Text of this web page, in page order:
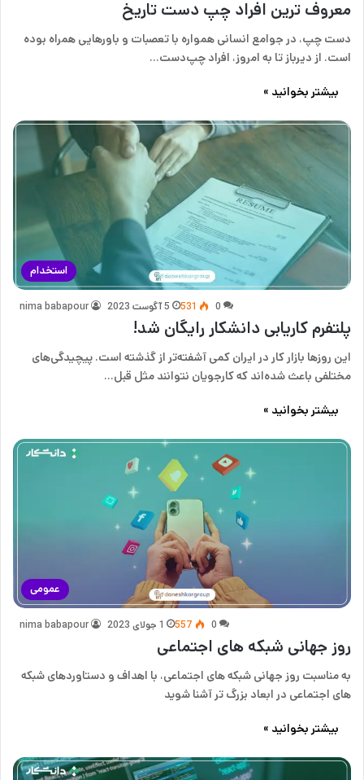
معروف ترین افراد چپ دست تاریخ
دست چپ، در جوامع انسانی همواره با تعصبات و باورهایی همراه بوده
است. از دیرباز تا به امروز، افراد چپ‌دست…
بیشتر بخوانید »
استخدام
nima babapour 5 آگوست 2023 0
531
پلتفرم کاریابی دانشکار رایگان شد!
این روزها بازار کار در ایران کمی آشفته‌تر از گذشته است. پیچیدگی‌های
مختلفی باعث شده‌اند که کارجویان نتوانند مثل قبل…
بیشتر بخوانید »
عمومی
nima babapour 1 جولای 2023 0
557
روز جهانی شبکه‌ های اجتماعی
به مناسبت روز جهانی شبکه های اجتماعی، با اهداف و دستاوردهای شبکه
های اجتماعی در ابعاد بزرگ تر آشنا شوید
بیشتر بخوانید »